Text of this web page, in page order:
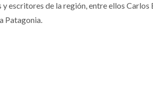
escritores de la región, entre ellos Carlos
Patagonia.